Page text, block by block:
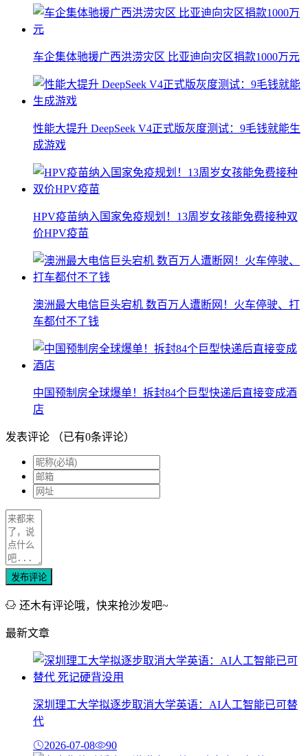
车企集体驰援广西洪涝灾区 比亚迪向灾区捐款1000万元
性能大提升 DeepSeek V4正式版灰度测试：9毛钱就能生
成游戏
HPV疫苗纳入国家免疫规划！13周岁女孩能免费接种双
价HPV疫苗
澳洲最大电信巨头宕机 数百万人遭断网！火车停驶、打
车都付不了钱
中国预制房全球爆单！拆封84个巨型快递后直接变成酒
店
发表评论 （已有0条评论）
发布评论
还木有评论哦，快来抢沙发吧~
最新文章
深圳理工大学拟逐步取消大学英语：AI人工智能已可替
代
2026-07-08 90